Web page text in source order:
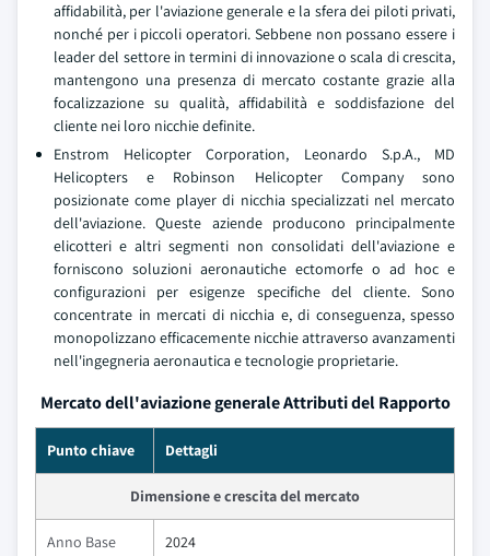
affidabilità, per l'aviazione generale e la sfera dei piloti privati,
nonché per i piccoli operatori. Sebbene non possano essere i
leader del settore in termini di innovazione o scala di crescita,
mantengono una presenza di mercato costante grazie alla
focalizzazione su qualità, affidabilità e soddisfazione del
cliente nei loro nicchie definite.
Enstrom Helicopter Corporation, Leonardo S.p.A., MD
Helicopters e Robinson Helicopter Company sono
posizionate come player di nicchia specializzati nel mercato
dell'aviazione. Queste aziende producono principalmente
elicotteri e altri segmenti non consolidati dell'aviazione e
forniscono soluzioni aeronautiche ectomorfe o ad hoc e
configurazioni per esigenze specifiche del cliente. Sono
concentrate in mercati di nicchia e, di conseguenza, spesso
monopolizzano efficacemente nicchie attraverso avanzamenti
nell'ingegneria aeronautica e tecnologie proprietarie.
Mercato dell'aviazione generale Attributi del Rapporto
Punto chiave Dettagli
Dimensione e crescita del mercato
Anno Base 2024